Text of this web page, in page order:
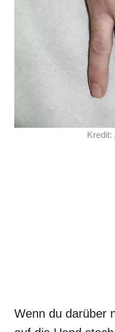
Kredit:
Wenn du darüber